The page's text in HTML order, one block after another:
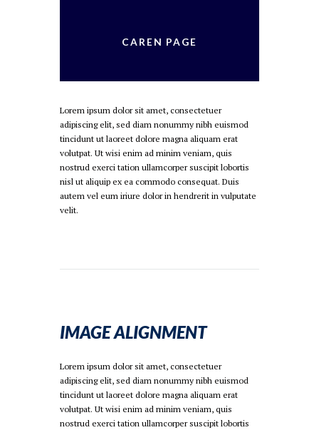
CAREN PAGE
Lorem ipsum dolor sit amet, consectetuer
adipiscing elit, sed diam nonummy nibh euismod
tincidunt ut laoreet dolore magna aliquam erat
volutpat. Ut wisi enim ad minim veniam, quis
nostrud exerci tation ullamcorper suscipit lobortis
nisl ut aliquip ex ea commodo consequat. Duis
autem vel eum iriure dolor in hendrerit in vulputate
velit.
IMAGE ALIGNMENT
Lorem ipsum dolor sit amet, consectetuer
adipiscing elit, sed diam nonummy nibh euismod
tincidunt ut laoreet dolore magna aliquam erat
volutpat. Ut wisi enim ad minim veniam, quis
nostrud exerci tation ullamcorper suscipit lobortis